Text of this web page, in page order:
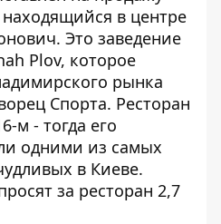
в центре
Это заведение
Plov, которое
рынка
Спорта. Ресторан
м - тогда его
одними из самых
в Киеве.
за ресторан 2,7